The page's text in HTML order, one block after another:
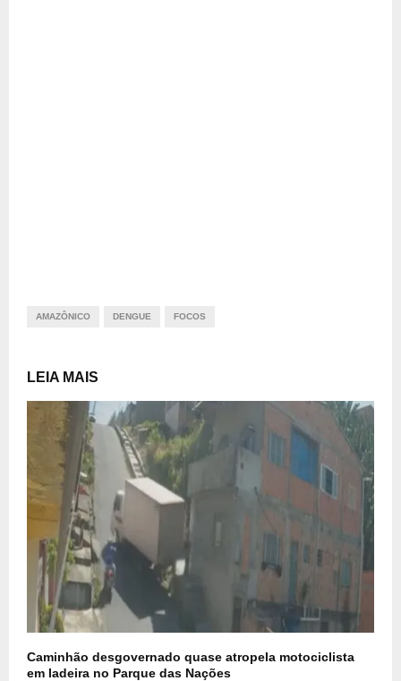
AMAZÔNICO DENGUE FOCOS
LEIA MAIS
Caminhão desgovernado quase atropela motociclista
em ladeira no Parque das Nações